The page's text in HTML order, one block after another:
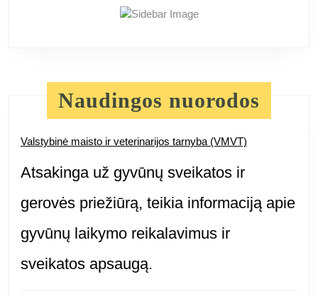
Naudingos nuorodos
Valstybinė maisto ir veterinarijos tarnyba (VMVT)
Atsakinga už gyvūnų sveikatos ir
gerovės priežiūrą, teikia informaciją apie
gyvūnų laikymo reikalavimus ir
sveikatos apsaugą.